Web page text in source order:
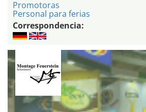
Promotoras
Personal para ferias
Correspondencia: